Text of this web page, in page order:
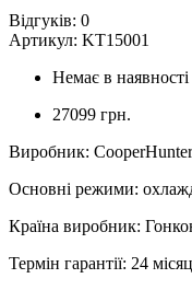
Відгуків: 0
Артикул: KT15001
Немає в наявності
27099 грн.
Виробник: CooperHunter
Основні режими:
Країна виробник:
Термін гарантії: 24